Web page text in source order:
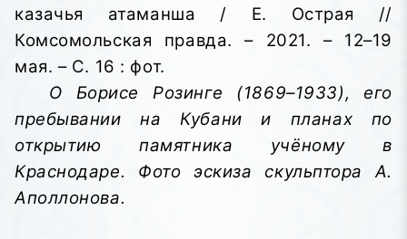
казачья атаманша / Е. Острая //
Комсомольская правда. – 2021. – 12–19
мая. – С. 16 : фот.
О Борисе Розинге (1869–1933), его
пребывании на Кубани и планах по
открытию памятника учёному в
Краснодаре. Фото эскиза скульптора А.
Аполлонова.